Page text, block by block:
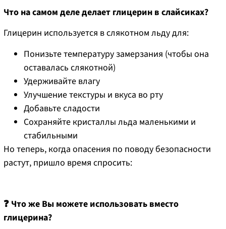
Что на самом деле делает глицерин в слайсиках?
Глицерин используется в слякотном льду для:
Понизьте температуру замерзания (чтобы она
оставалась слякотной)
Удерживайте влагу
Улучшение текстуры и вкуса во рту
Добавьте сладости
Сохраняйте кристаллы льда маленькими и
стабильными
Но теперь, когда опасения по поводу безопасности
растут, пришло время спросить:
❓ Что же Вы можете использовать вместо
глицерина?